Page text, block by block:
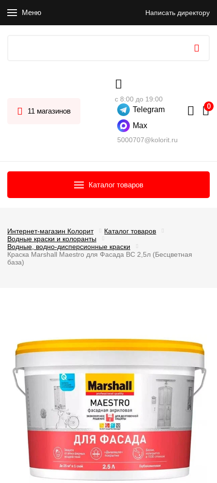
Меню Написать директору
11 магазинов
с 8:00 до 19:00
Telegram
Max
5000707@kolorit.ru
Каталог товаров
Интернет-магазин Колорит
Каталог товаров
Водные краски и колоранты
Водные, водно-дисперсионные краски
Краска Marshall Maestro для Фасада BC 2,5л (Бесцветная
база)